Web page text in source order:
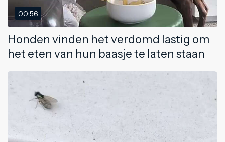
00:56
Honden vinden het verdomd lastig om
het eten van hun baasje te laten staan